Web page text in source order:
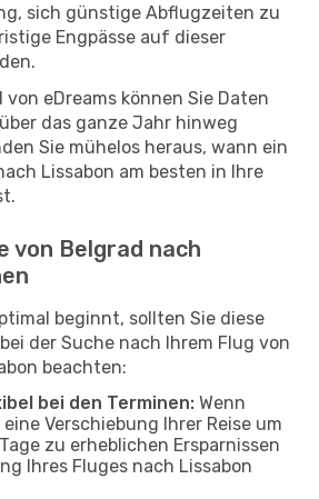
sich günstige Abflugzeiten zu
Engpässe auf dieser
von eDreams können Sie Daten
das ganze Jahr hinweg
Sie mühelos heraus, wann ein
Lissabon am besten in Ihre
von Belgrad nach
beginnt, sollten Sie diese
der Suche nach Ihrem Flug von
beachten:
bei den Terminen: Wenn
Verschiebung Ihrer Reise um
zu erheblichen Ersparnissen
Ihres Fluges nach Lissabon